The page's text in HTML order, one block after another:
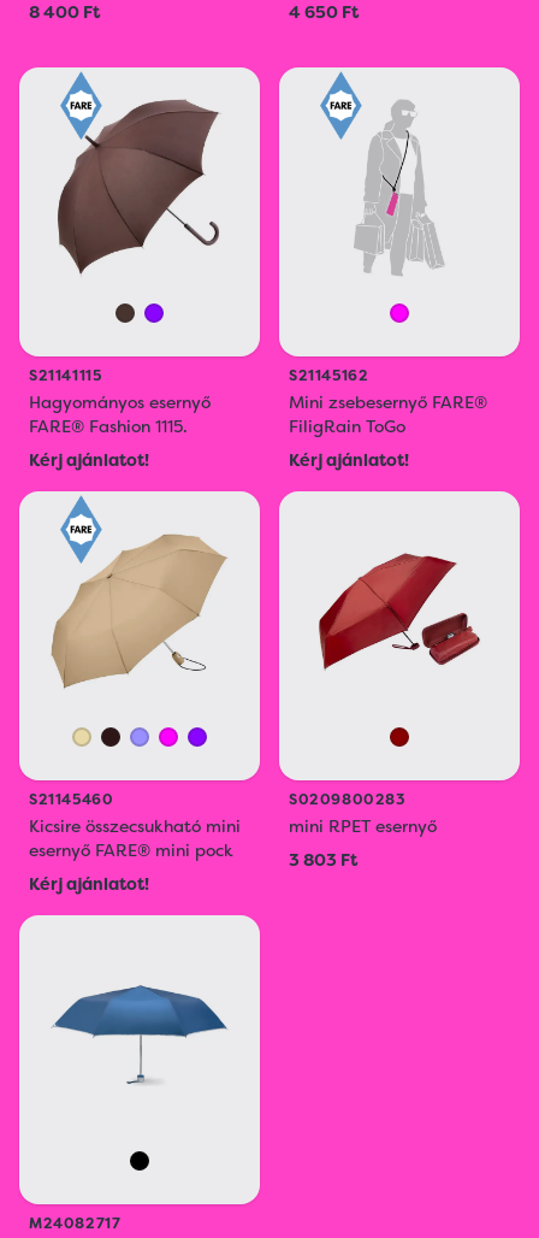
8 400 Ft
4 650 Ft
S21141115
Hagyományos esernyő
FARE® Fashion 1115.
Kérj ajánlatot!
S21145162
Mini zsebesernyő FARE®
FiligRain ToGo
Kérj ajánlatot!
S21145460
Kicsire összecsukható mini
esernyő FARE® mini pock
Kérj ajánlatot!
S0209800283
mini RPET esernyő
3 803 Ft
M24082717